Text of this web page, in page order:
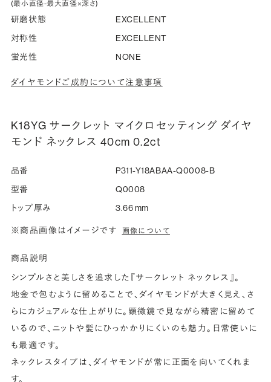
(最小直径-最大直径×深さ)
研磨状態
EXCELLENT
対称性
EXCELLENT
蛍光性
NONE
ダイヤモンドご成約について注意事項
K18YG サークレット マイクロセッティング ダイヤ
モンド ネックレス 40cm 0.2ct
品番
P311-Y18ABAA-Q0008-B
型番
Q0008
トップ厚み
3.66 mm
※商品画像はイメージです 画像について
商品説明
シンプルさと美しさを追求した『サークレット ネックレス』。
地金で包むように留めることで、ダイヤモンドが大きく見え、さ
らにカジュアルな仕上がりに。顕微鏡で見ながら精密に留めて
いるので、ニットや髪にひっかかりにくいのも魅力。日常使いに
も最適です。
ネックレスタイプは、ダイヤモンドが常に正面を向いてくれま
す。